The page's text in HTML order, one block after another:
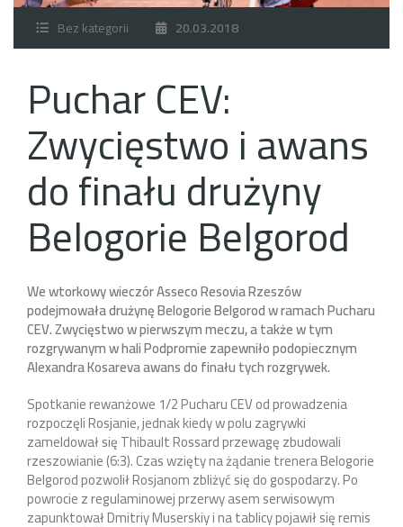
Bez kategorii 20.03.2018
Puchar CEV:
Zwycięstwo i awans
do finału drużyny
Belogorie Belgorod
We wtorkowy wieczór Asseco Resovia Rzeszów
podejmowała drużynę Belogorie Belgorod w ramach Pucharu
CEV. Zwycięstwo w pierwszym meczu, a także w tym
rozgrywanym w hali Podpromie zapewniło podopiecznym
Alexandra Kosareva awans do finału tych rozgrywek.
Spotkanie rewanżowe 1/2 Pucharu CEV od prowadzenia
rozpoczęli Rosjanie, jednak kiedy w polu zagrywki
zameldował się Thibault Rossard przewagę zbudowali
rzeszowianie (6:3). Czas wzięty na żądanie trenera Belogorie
Belgorod pozwolił Rosjanom zbliżyć się do gospodarzy. Po
powrocie z regulaminowej przerwy asem serwisowym
zapunktował Dmitriy Muserskiy i na tablicy pojawił się remis